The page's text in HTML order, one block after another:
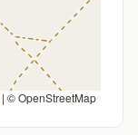
|© OpenStreetMap